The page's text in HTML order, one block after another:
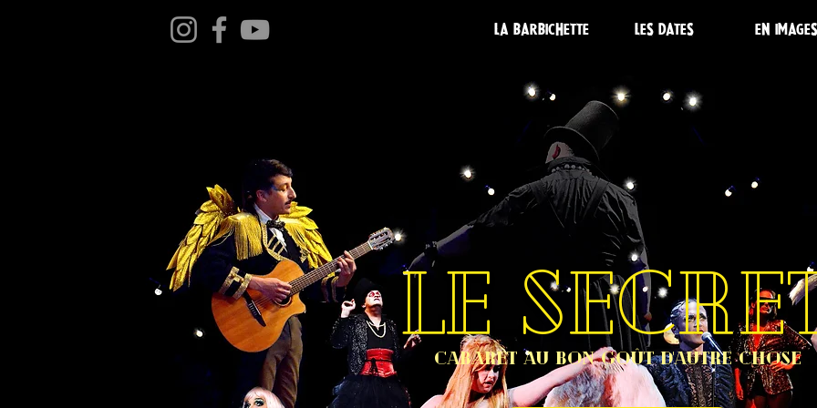
LA BARBICHETTE LES DATES EN IMAGES
LE
CABARET AU BON GOÛT D'AUTRE CHOSE